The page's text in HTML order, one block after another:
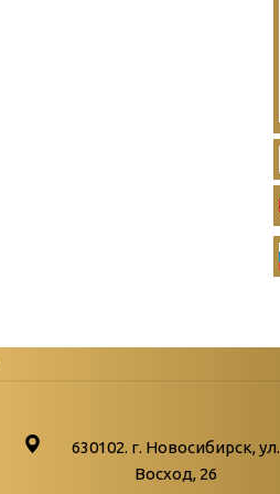
поступлений
Победа.
630102. г. Новосибирск, ул.
Восход, 26